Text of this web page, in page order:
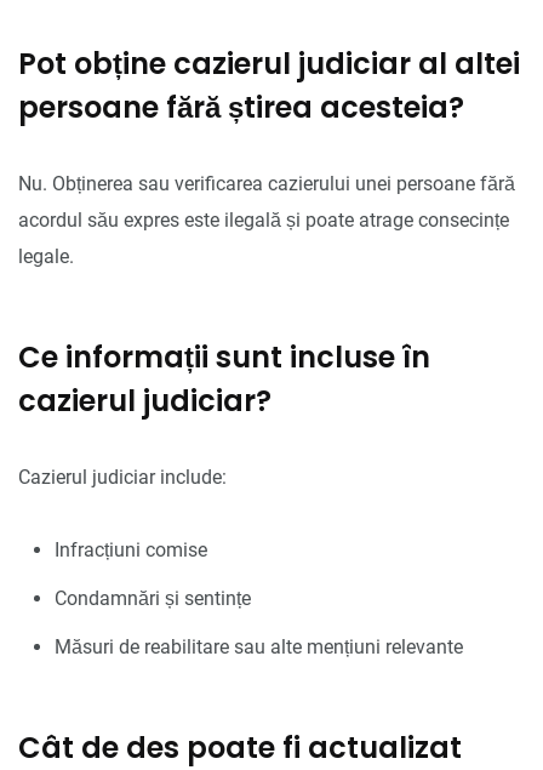
Pot obține cazierul judiciar al altei
persoane fără știrea acesteia?
Nu. Obținerea sau verificarea cazierului unei persoane fără
acordul său expres este ilegală și poate atrage consecințe
legale.
Ce informații sunt incluse în
cazierul judiciar?
Cazierul judiciar include:
Infracțiuni comise
Condamnări și sentințe
Măsuri de reabilitare sau alte mențiuni relevante
Cât de des poate fi actualizat